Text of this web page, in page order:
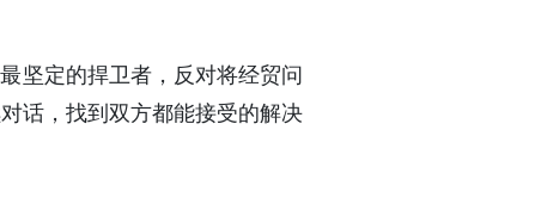
坚定的捍卫者，反对将经贸问
话，找到双方都能接受的解决